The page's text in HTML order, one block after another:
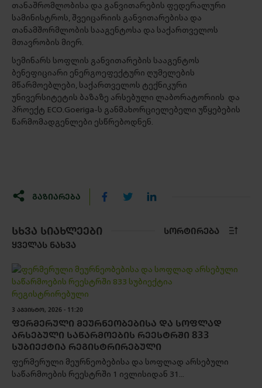
თანაშრომლობისა და განვითარების ფედერალური
სამინისტროს, შვეიცარიის განვითარებისა და
თანამშორმლობის სააგენტოსა და საქართველოს
მთავრობის მიერ.
სემინარს სოფლის განვითარების სააგენტოს
ბენეფიციარი ენერგოეფექტური ღუმელების
მწარმოებლები, საქართველოს ტექნიკური
უნივერსიტეტის ბაზაზე არსებული ლაბორატორიის და
პროექტ ECO.Goeriga-ს განმახორციელებელი უწყებების
წარმომადგენლები ესწრებოდნენ.
ᲒᲐᲖᲘᲐᲠᲔᲑᲐ
ᲡᲮᲕᲐ ᲡᲘᲐᲮᲚᲔᲔᲑᲘ
ᲡᲝᲠᲢᲘᲠᲔᲑᲐ
ᲧᲕᲔᲚᲐᲡ ᲜᲐᲮᲕᲐ
3 ᲐᲒᲕᲘᲡᲢᲝ, 2026 - 11:20
ᲤᲔᲠᲛᲔᲠᲣᲚᲘ ᲛᲔᲣᲠᲜᲔᲝᲑᲔᲑᲘᲡᲐ ᲓᲐ ᲡᲝᲤᲚᲐᲓ
ᲐᲠᲡᲔᲑᲣᲚᲘ ᲡᲐᲬᲐᲠᲛᲝᲔᲑᲘᲡ ᲠᲔᲔᲡᲢᲠᲨᲘ 833
ᲡᲣᲑᲘᲔᲥᲢᲘᲐ ᲠᲔᲒᲘᲡᲢᲠᲘᲠᲔᲑᲣᲚᲘ
ფერმერული მეურნეობებისა და სოფლად არსებული
საწარმოების რეესტრში 1 ივლისიდან 31...